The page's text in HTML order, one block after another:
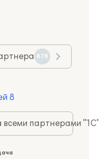
878
8
всеми партнерами